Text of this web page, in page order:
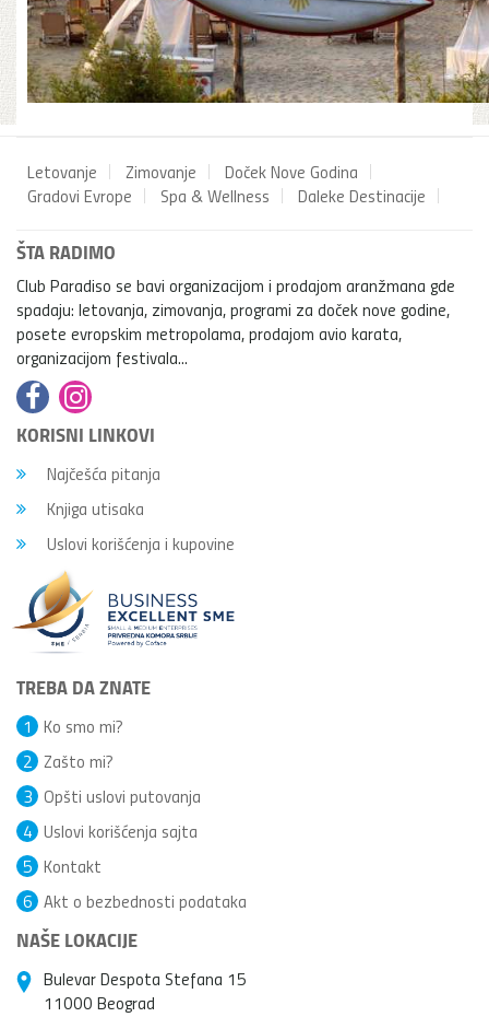
Letovanje Zimovanje
Doček Nove Godina
Gradovi Evrope
Spa & Wellness Daleke Destinacije
ŠTA RADIMO
Club Paradiso se bavi organizacijom i prodajom aranžmana gde
spadaju: letovanja, zimovanja, programi za doček nove godine,
posete evropskim metropolama, prodajom avio karata,
organizacijom festivala...
KORISNI LINKOVI
Najčešća pitanja
Knjiga utisaka
Uslovi korišćenja i kupovine
TREBA DA ZNATE
Ko smo mi?
1
Zašto mi?
2
Opšti uslovi putovanja
3
Uslovi korišćenja sajta
4
Kontakt
5
Akt o bezbednosti podataka
6
NAŠE LOKACIJE
Bulevar Despota Stefana 15
11000 Beograd